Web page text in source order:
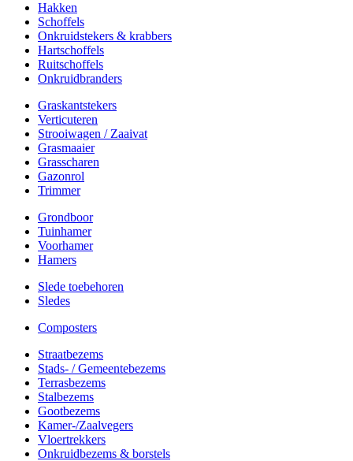
Hakken
Schoffels
Onkruidstekers & krabbers
Hartschoffels
Ruitschoffels
Onkruidbranders
Graskantstekers
Verticuteren
Strooiwagen / Zaaivat
Grasmaaier
Grasscharen
Gazonrol
Trimmer
Grondboor
Tuinhamer
Voorhamer
Hamers
Slede toebehoren
Sledes
Composters
Straatbezems
Stads- / Gemeentebezems
Terrasbezems
Stalbezems
Gootbezems
Kamer-/Zaalvegers
Vloertrekkers
Onkruidbezems & borstels